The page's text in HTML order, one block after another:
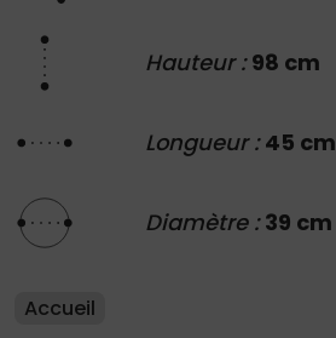
Hauteur :98 cm
Longueur :45 cm
Diamètre :39 cm
Accueil